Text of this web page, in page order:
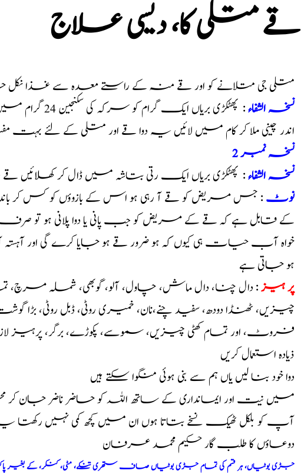
قے متلی کا، دیسی علاج
متلی جی متلانے کو اور قے منہ کے راستے معدہ سے غذا نکل
نسخہ الشفاء
: پھٹکڑی
اندر چینی ملا کر کام میں لائیں یہ دوا قے اور متلی کے لئے
نسخہ نمبر 2
نسخہ الشفاء: پھٹکڑی بریاں ایک رتی بتاشہ میں ڈال کر کھلائیں
نوٹ: جس مریض کو قے آ رہی ہو اس کے بازوؤں کو کس کر
کے قابل ہے کہ قے کے مریض کو جب پانی یا دوا پلانی ہو تو
خواہ آب حیات ہی کیوں کہ ہو ضرور قے ہو جایا کرے گی اور آہستہ
ہو جاتی ہے
پر ہیز: دال چنا، دال ماش، چاول، آلو، گوبھی، شملہ مرچ،
چیزیں، ٹھنڈا دودھ، سفید چنے،نان، خمیری روٹی، ڈبل روٹی، بڑا
فروٹ، اور تمام کھٹی چیزیں، سموسے، پکوڑے، برگر، پرہیز
ذیادہ استعمال کریں
دوا خود بنا لیں یاں ہم سے بنی ہوئی منگوا سکتے ہیں
میں نیت اور ایمانداری کے ساتھ اللہ کو حاضر ناضر جان
آپ کو بلکل ٹھیک نسخے بتاتا ہوں ان میں کچھ کمی نہیں
دوعاؤں کا طلب گار حکیم محمد عرفان
جڑی بوٹیاں، ہر قسم کی تمام جڑی بوٹیاں صاف ستھری تنکے، مٹی، کنکر، کے بغیر